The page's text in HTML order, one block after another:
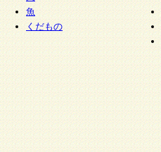
魚
くだもの